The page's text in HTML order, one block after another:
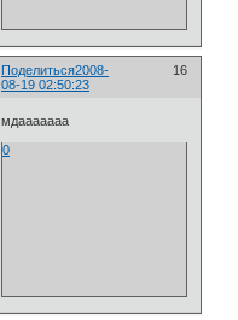
Поделиться 16
2008-
08-19 02:50:23
мдааааааа
0